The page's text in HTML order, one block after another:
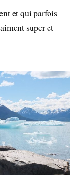
et qui parfois
super et